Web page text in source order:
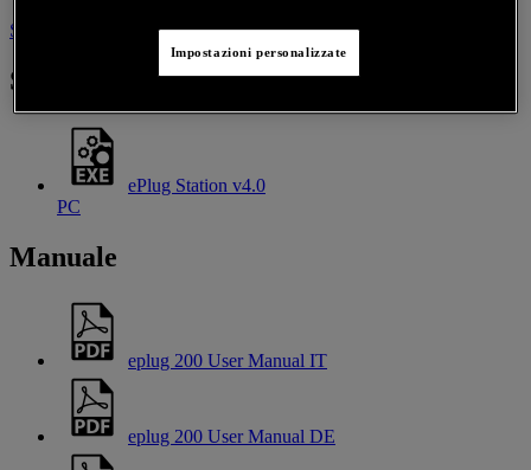
Software Contattaci per questo prodotto
Software
ePlug Station v4.0
PC
Manuale
eplug 200 User Manual IT
eplug 200 User Manual DE
Impostazioni personalizzate